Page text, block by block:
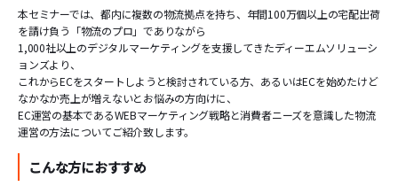
本セミナーでは、都内に複数の物流拠点を持ち、年間100万個以上の宅配出荷
を請け負う「物流のプロ」でありながら
1,000社以上のデジタルマーケティングを支援してきたディーエムソリューシ
ョンズより、
これからECをスタートしようと検討されている方、あるいはECを始めたけど
なかなか売上が増えないとお悩みの方向けに、
EC運営の基本であるWEBマーケティング戦略と消費者ニーズを意識した物流
運営の方法についてご紹介致します。
こんな方におすすめ